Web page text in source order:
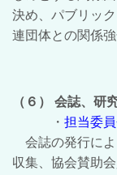
決め、パブリッ
連団体との関係強
（６） 会誌、研
・ 担当委
会誌の発行によ
収集、協会賛助